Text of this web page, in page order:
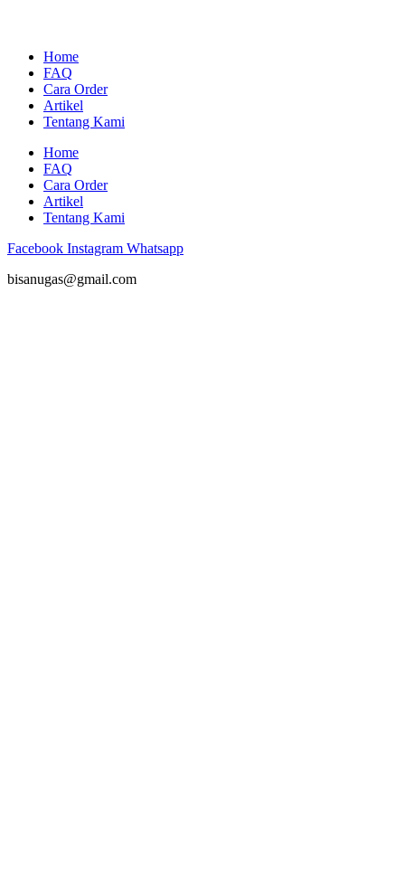
Home
FAQ
Cara Order
Artikel
Tentang Kami
Home
FAQ
Cara Order
Artikel
Tentang Kami
Facebook Instagram Whatsapp
bisanugas@gmail.com